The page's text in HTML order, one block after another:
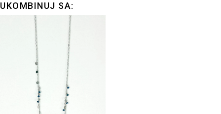
UKOMBINUJ SA: